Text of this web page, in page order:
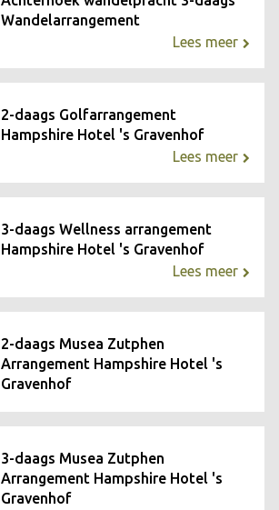
Wandelarrangement
Lees meer
2-daags Golfarrangement
Hampshire Hotel 's Gravenhof
Lees meer
3-daags Wellness arrangement
Hampshire Hotel 's Gravenhof
Lees meer
2-daags Musea Zutphen
Arrangement Hampshire Hotel 's
Gravenhof
3-daags Musea Zutphen
Arrangement Hampshire Hotel 's
Gravenhof